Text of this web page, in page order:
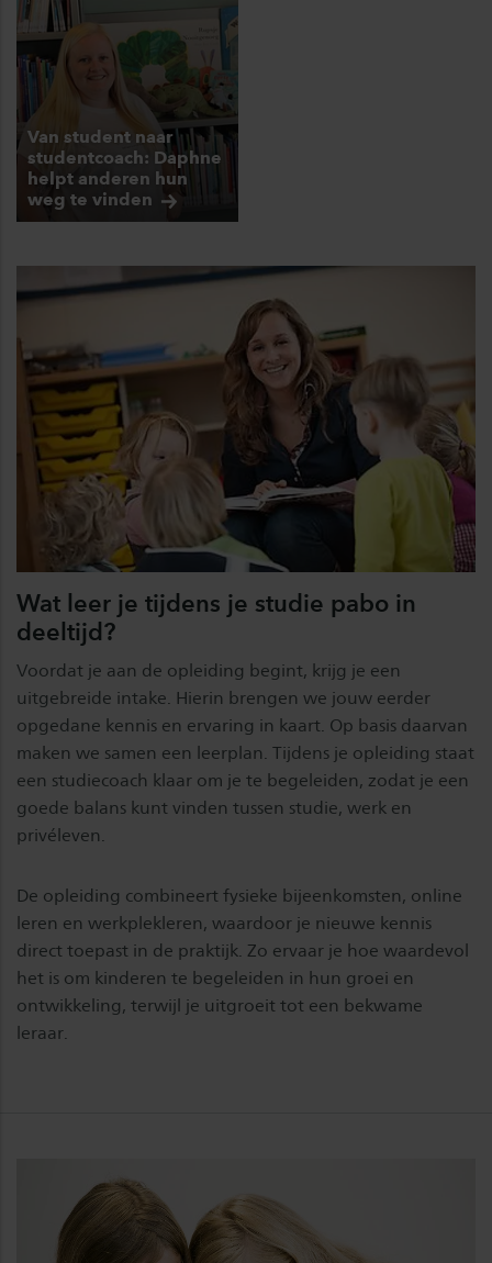
Van student naar
studentcoach: Daphne
helpt anderen hun
weg te vinden
Wat leer je tijdens je studie pabo in
deeltijd?
Voordat je aan de opleiding begint, krijg je een
uitgebreide intake. Hierin brengen we jouw eerder
opgedane kennis en ervaring in kaart. Op basis daarvan
maken we samen een leerplan. Tijdens je opleiding staat
een studiecoach klaar om je te begeleiden, zodat je een
goede balans kunt vinden tussen studie, werk en
privéleven.
De opleiding combineert fysieke bijeenkomsten, online
leren en werkplekleren, waardoor je nieuwe kennis
direct toepast in de praktijk. Zo ervaar je hoe waardevol
het is om kinderen te begeleiden in hun groei en
ontwikkeling, terwijl je uitgroeit tot een bekwame
leraar.